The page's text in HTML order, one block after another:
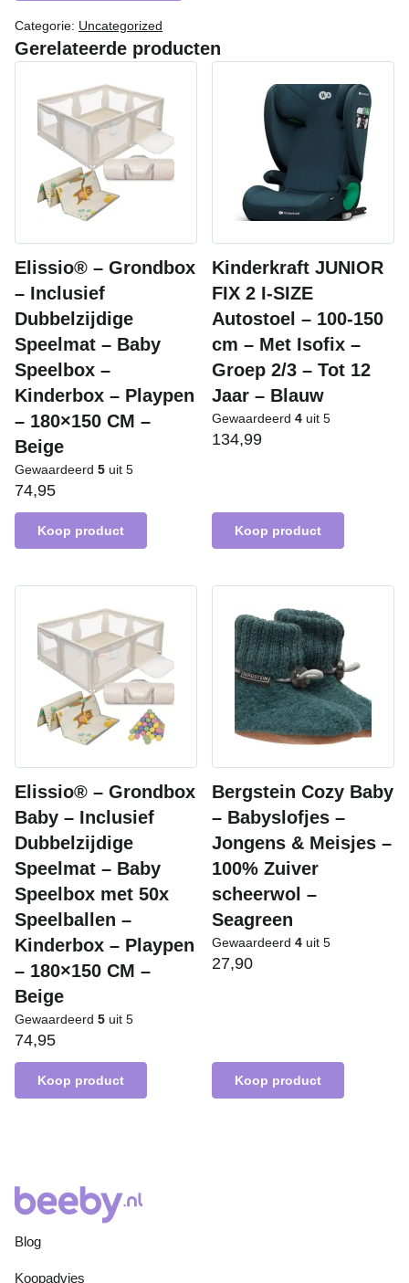
Categorie: Uncategorized
Gerelateerde producten
Elissio® – Grondbox
– Inclusief
Dubbelzijdige
Speelmat – Baby
Speelbox –
Kinderbox – Playpen
– 180×150 CM –
Beige
Gewaardeerd 5 uit 5
74,95
Koop product
Kinderkraft JUNIOR
FIX 2 I-SIZE
Autostoel – 100-150
cm – Met Isofix –
Groep 2/3 – Tot 12
Jaar – Blauw
Gewaardeerd 4 uit 5
134,99
Koop product
Elissio® – Grondbox
Baby – Inclusief
Dubbelzijdige
Speelmat – Baby
Speelbox met 50x
Speelballen –
Kinderbox – Playpen
– 180×150 CM –
Beige
Gewaardeerd 5 uit 5
74,95
Koop product
Bergstein Cozy Baby
– Babyslofjes –
Jongens & Meisjes –
100% Zuiver
scheerwol –
Seagreen
Gewaardeerd 4 uit 5
27,90
Koop product
Blog
Koopadvies